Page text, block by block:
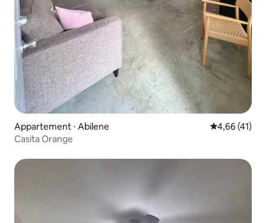
Appartement ⋅ Abilene Évaluation
4,66 (41)
Casita Orange